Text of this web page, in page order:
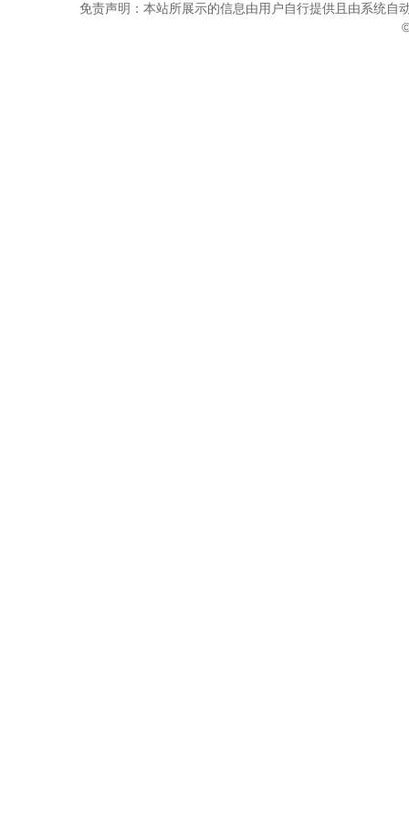
免责声明：本站所展示的信息由用户自行提供且由系统